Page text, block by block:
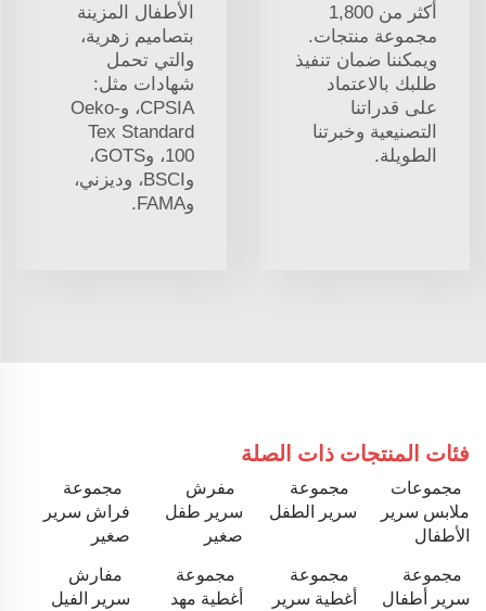
أكثر من 1,800
مجموعة منتجات.
ويمكننا ضمان تنفيذ
طلبك بالاعتماد
على قدراتنا
التصنيعية وخبرتنا
الطويلة.
الأطفال المزينة
بتصاميم زهرية،
والتي تحمل
شهادات مثل:
CPSIA، وOeko-
Tex Standard
100، وGOTS،
وBSCI، وديزني،
وFAMA.
فئات المنتجات ذات الصلة
مجموعات
ملابس سرير
الأطفال
مجموعة
سرير الطفل
مفرش
سرير طفل
صغير
مجموعة
فراش سرير
صغير
مجموعة
سرير أطفال
مجموعة
أغطية سرير
مجموعة
أغطية مهد
مفارش
سرير الفيل